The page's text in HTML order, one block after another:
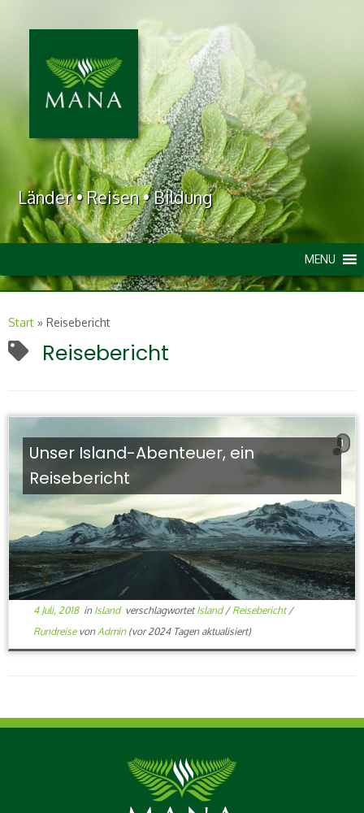
Länder • Reisen • Bildung
MENU
Start » Reisebericht
Reisebericht
1
Unser Island-Abenteuer, ein
Reisebericht
4 Juli, 2018in Island verschlagwortetIsland/ Reisebericht/
Rundreise von Admin(vor 2024 Tagen aktualisiert)